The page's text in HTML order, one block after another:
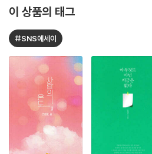
이 상품의 태그
#SNS에세이